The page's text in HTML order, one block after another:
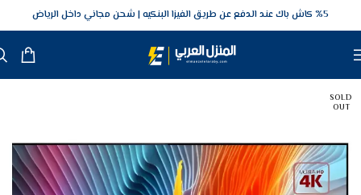
5‎% كاش باك عند الدفع عن طريق الفيزا البنكيه شحن مجاني داخل الرياض
SOLD
OUT